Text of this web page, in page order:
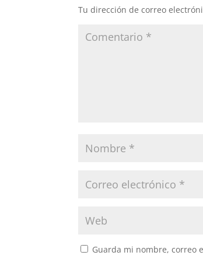
Tu dirección de correo
Guarda mi nombre, correo